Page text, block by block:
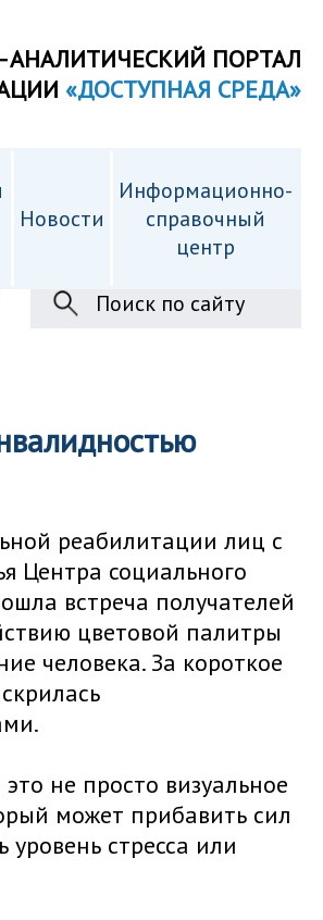
ПОРТАЛ
«ДОСТУПНАЯ СРЕДА»
Новости
Информационно-
справочный
центр
Поиск по сайту
реабилитации лиц с
Центра социального
встреча получателей
цветовой палитры
человека. За короткое
не просто визуальное
может прибавить сил
стресса или